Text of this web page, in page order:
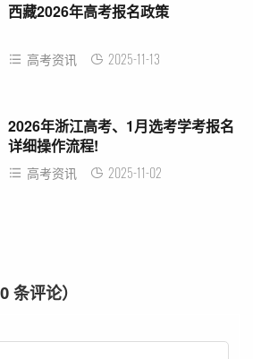
西藏2026年高考报名政策
高考资讯 2025-11-13
2026年浙江高考、1月选考学考报名
详细操作流程!
高考资讯 2025-11-02
0 条评论）